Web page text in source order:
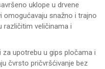
uklope u drvene
omogućavaju snažno i trajno
različitim veličinama i
upotrebu u gips pločama i
čvrsto pričvršćivanje bez